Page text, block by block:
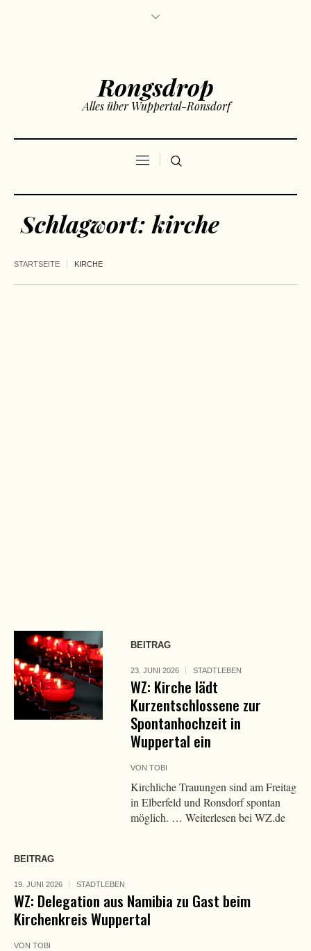
Rongsdrop
Alles über Wuppertal-Ronsdorf
Schlagwort:kirche
STARTSEITE KIRCHE
BEITRAG
23. JUNI 2026 STADTLEBEN
WZ: Kirche lädt
Kurzentschlossene zur
Spontanhochzeit in
Wuppertal ein
VONTOBI
Kirchliche Trauungen sind am Freitag
in Elberfeld und Ronsdorf spontan
möglich. … Weiterlesen bei WZ.de
BEITRAG
19. JUNI 2026 STADTLEBEN
WZ: Delegation aus Namibia zu Gast beim
Kirchenkreis Wuppertal
VON TOBI